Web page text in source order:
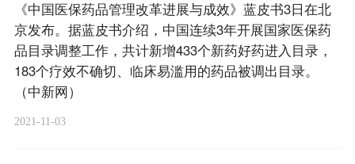
《中国医保药品管理改革进展与成效》蓝皮书3日在北
京发布。据蓝皮书介绍，中国连续3年开展国家医保药
品目录调整工作，共计新增433个新药好药进入目录，
183个疗效不确切、临床易滥用的药品被调出目录。
（中新网）
2021-11-03